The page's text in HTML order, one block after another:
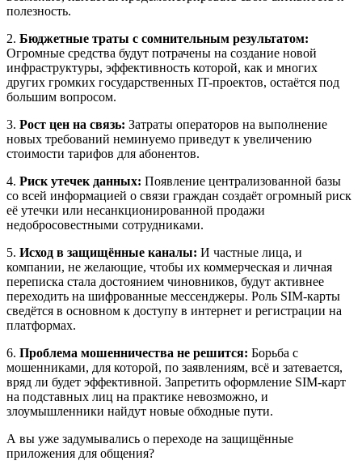
полезность.
2. Бюджетные траты с сомнительным результатом:
Огромные средства будут потрачены на создание новой
инфраструктуры, эффективность которой, как и многих
других громких государственных IT-проектов, остаётся под
большим вопросом.
3. Рост цен на связь: Затраты операторов на выполнение
новых требований неминуемо приведут к увеличению
стоимости тарифов для абонентов.
4. Риск утечек данных: Появление централизованной базы
со всей информацией о связи граждан создаёт огромный риск
её утечки или несанкционированной продажи
недобросовестными сотрудниками.
5. Исход в защищённые каналы: И частные лица, и
компании, не желающие, чтобы их коммерческая и личная
переписка стала достоянием чиновников, будут активнее
переходить на шифрованные мессенджеры. Роль SIM-карты
сведётся в основном к доступу в интернет и регистрации на
платформах.
6. Проблема мошенничества не решится: Борьба с
мошенниками, для которой, по заявлениям, всё и затевается,
вряд ли будет эффективной. Запретить оформление SIM-карт
на подставных лиц на практике невозможно, и
злоумышленники найдут новые обходные пути.
А вы уже задумывались о переходе на защищённые
приложения для общения?